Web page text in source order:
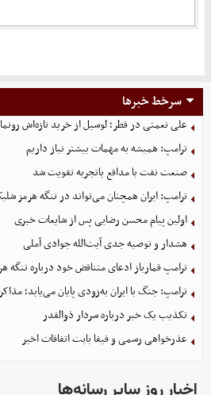
سرخط خبرها
علی نعمتی در قطر؛ لوسیل از خرید تازه‌اش
ترامپ: همیشه به مهمات بیشتر نیاز داریم
صنعت نفت با مدافع باتجربه تقویت شد
ترامپ: ایران همچنان می‌تواند در تنگه هرمز
اولین پیام محسن رضایی پس از شایعات خبری
هشدار و توصیه جدی آیت‌الله جوادی آملی
ترامپ قمارباز ادعای متناقض خود درباره تنگه
ترامپ: جنگ با ایران به‌زودی پایان می‌یابد؛
تکذیب یک خبر درباره سردار ذوالقدر
عذرخواهی رسمی و فیفا بابت اتفاقات اخیر